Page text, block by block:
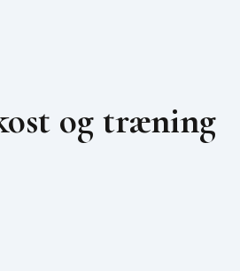
og træning